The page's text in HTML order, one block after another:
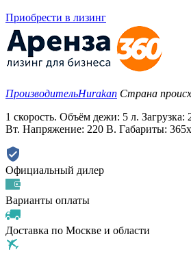
Приобрести в лизинг
ПроизводительHurakan Страна
1 скорость. Объём дежи: 5 л.
Вт. Напряжение: 220 В. Габариты:
Официальный дилер
Варианты оплаты
Доставка по Москве и области